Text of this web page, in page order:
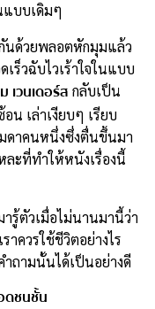
แบบเดิมๆ
นด้วยพลอตหักมุมแล้ว
ร็วฉับไวเร้าใจในแบบ
เวนเดอร์ส กลับเป็น
น เล่าเงียบๆ เรียบ
ดาคนหนึ่งซึ่งตื่นขึ้นมา
ละที่ทำให้หนังเรื่องนี้
ารู้ตัวเมื่อไม่นานมานี้ว่า
าควรใช้ชีวิตอย่างไร
ถามนั้นได้เป็นอย่างดี
ดชนชั้น